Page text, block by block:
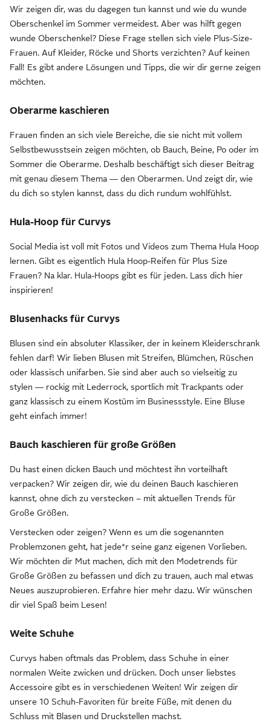
Wir zeigen dir, was du dagegen tun kannst und wie du wunde
Oberschenkel im Sommer vermeidest. Aber was hilft gegen
wunde Oberschenkel? Diese Frage stellen sich viele Plus-Size-
Frauen. Auf Kleider, Röcke und Shorts verzichten? Auf keinen
Fall! Es gibt andere Lösungen und Tipps, die wir dir gerne zeigen
möchten.
Oberarme kaschieren
Frauen finden an sich viele Bereiche, die sie nicht mit vollem
Selbstbewusstsein zeigen möchten, ob Bauch, Beine, Po oder im
Sommer die Oberarme. Deshalb beschäftigt sich dieser Beitrag
mit genau diesem Thema — den Oberarmen. Und zeigt dir, wie
du dich so stylen kannst, dass du dich rundum wohlfühlst.
Hula-Hoop für Curvys
Social Media ist voll mit Fotos und Videos zum Thema Hula Hoop
lernen. Gibt es eigentlich Hula Hoop-Reifen für Plus Size
Frauen? Na klar. Hula-Hoops gibt es für jeden. Lass dich hier
inspirieren!
Blusenhacks für Curvys
Blusen sind ein absoluter Klassiker, der in keinem Kleiderschrank
fehlen darf! Wir lieben Blusen mit Streifen, Blümchen, Rüschen
oder klassisch unifarben. Sie sind aber auch so vielseitig zu
stylen — rockig mit Lederrock, sportlich mit Trackpants oder
ganz klassisch zu einem Kostüm im Businessstyle. Eine Bluse
geht einfach immer!
Bauch kaschieren für große Größen
Du hast einen dicken Bauch und möchtest ihn vorteilhaft
verpacken? Wir zeigen dir, wie du deinen Bauch kaschieren
kannst, ohne dich zu verstecken – mit aktuellen Trends für
Große Größen.
Verstecken oder zeigen? Wenn es um die sogenannten
Problemzonen geht, hat jede*r seine ganz eigenen Vorlieben.
Wir möchten dir Mut machen, dich mit den Modetrends für
Große Größen zu befassen und dich zu trauen, auch mal etwas
Neues auszuprobieren. Erfahre hier mehr dazu. Wir wünschen
dir viel Spaß beim Lesen!
Weite Schuhe
Curvys haben oftmals das Problem, dass Schuhe in einer
normalen Weite zwicken und drücken. Doch unser liebstes
Accessoire gibt es in verschiedenen Weiten! Wir zeigen dir
unsere 10 Schuh-Favoriten für breite Füße, mit denen du
Schluss mit Blasen und Druckstellen machst.